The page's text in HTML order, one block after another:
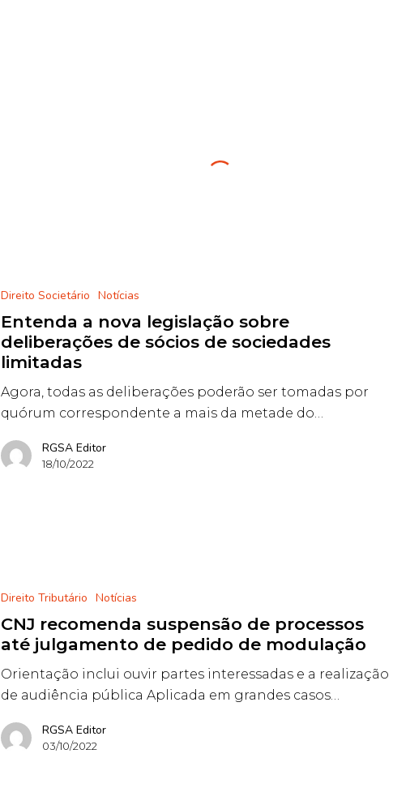
Direito Societário Notícias
Entenda a nova legislação sobre
deliberações de sócios de sociedades
limitadas
Agora, todas as deliberações poderão ser tomadas por
quórum correspondente a mais da metade do…
RGSA Editor
18/10/2022
Direito Tributário Notícias
CNJ recomenda suspensão de processos
até julgamento de pedido de modulação
Orientação inclui ouvir partes interessadas e a realização
de audiência pública Aplicada em grandes casos…
RGSA Editor
03/10/2022